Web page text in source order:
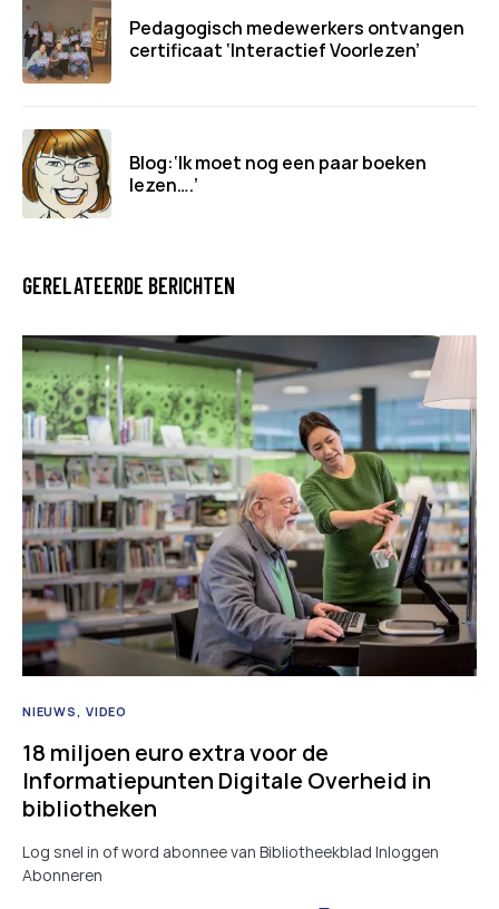
Pedagogisch medewerkers ontvangen
certificaat ‘Interactief Voorlezen’
Blog:‘Ik moet nog een paar boeken
lezen….’
GERELATEERDE BERICHTEN
NIEUWS VIDEO
18 miljoen euro extra voor de
Informatiepunten Digitale Overheid in
bibliotheken
Log snel in of word abonnee van Bibliotheekblad Inloggen
Abonneren